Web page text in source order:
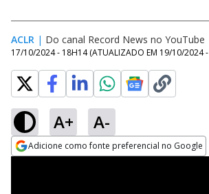
ACLR | Do canal Record News no YouTube
17/10/2024 - 18H14 (ATUALIZADO EM 19/10/2024
A+ A-
Adicione como fonte preferencial no Google